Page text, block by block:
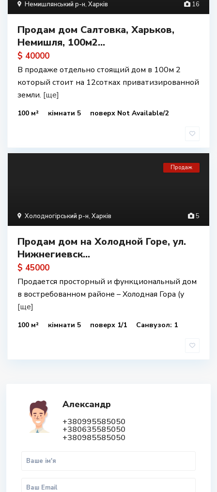
16
Немишлянський р-н, Харків
Продам дом Салтовка, Харьков,
Немишля, 100м2...
$ 40000
В продаже отдельно стоящий дом в 100м 2
который стоит на 12сотках приватизированной
земли. [ще]
100 м² кімнати 5 поверх Not Available/2
5
Холодногірський р-н, Харків
Продаж
Продам дом на Холодной Горе, ул.
Нижнегиевск...
$ 45000
Продается просторный и функциональный дом
в востребованном районе – Холодная Гора (у
[ще]
100 м² кімнати 5 поверх 1/1 Санвузол: 1
Александр
+380995585050
+380635585050
+380985585050